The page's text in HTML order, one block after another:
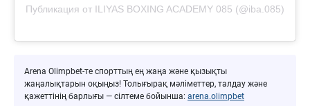
Публикация от ILIYAS BOXING ACADEMY 085 (@iba.085)
Arena Olimpbet-те спорттың ең жаңа және қызықты
жаңалықтарын оқыңыз! Толығырақ мәліметтер, талдау және
қажеттінің барлығы — сілтеме бойынша: arena.olimpbet